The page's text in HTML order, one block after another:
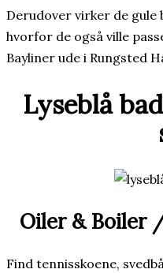
Derudover virker de gule
hvorfor de også ville
Bayliner ude i Rungsted
Lyseblå
Oiler & Boiler
Find tennisskoene,